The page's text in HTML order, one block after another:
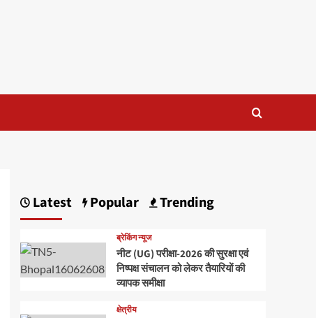
Latest Popular Trending
ब्रेकिंग न्यूज
नीट (UG) परीक्षा-2026 की सुरक्षा एवं
निष्पक्ष संचालन को लेकर तैयारियों की
व्यापक समीक्षा
क्षेत्रीय